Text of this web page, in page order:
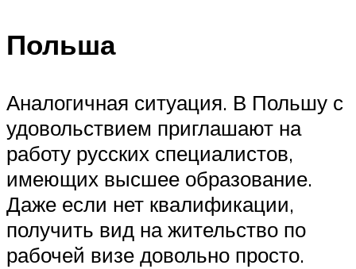
Польша
Аналогичная ситуация. В Польшу с
удовольствием приглашают на
работу русских специалистов,
имеющих высшее образование.
Даже если нет квалификации,
получить вид на жительство по
рабочей визе довольно просто.